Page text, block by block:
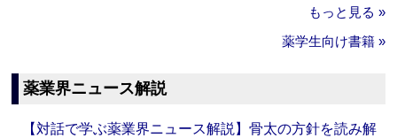
もっと見る »
薬学生向け書籍 »
薬業界ニュース解説
【対話で学ぶ薬業界ニュース解説】骨太の方針を読み解